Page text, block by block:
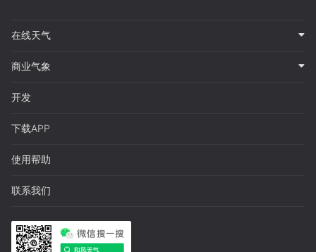
在线天气
商业气象
开发
下载APP
使用帮助
联系我们